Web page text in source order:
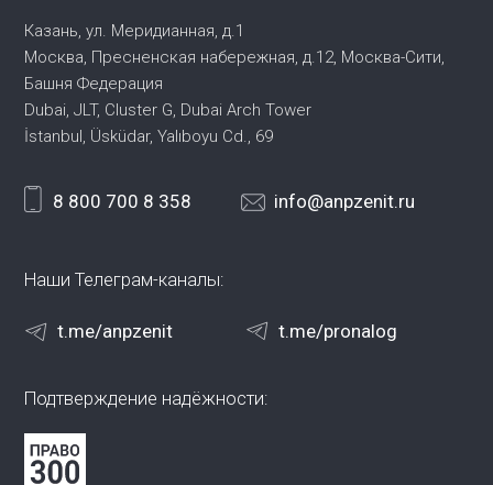
Казань, ул. Меридианная, д.1
Москва, Пресненская набережная, д.12, Москва-Сити,
Башня Федерация
Dubai, JLT, Cluster G, Dubai Arch Tower
İstanbul, Üsküdar, Yalıboyu Cd., 69
8 800 700 8 358 info@anpzenit.ru
Наши Телеграм-каналы:
t.me/anpzenit t.me/pronalog
Подтверждение надёжности: